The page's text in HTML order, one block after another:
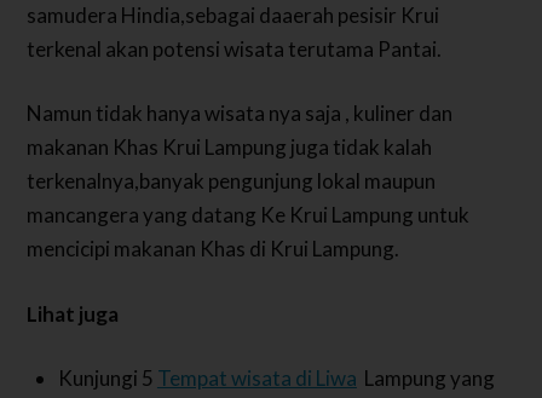
samudera Hindia,sebagai daaerah pesisir Krui
terkenal akan potensi wisata terutama Pantai.
Namun tidak hanya wisata nya saja , kuliner dan
makanan Khas Krui Lampung juga tidak kalah
terkenalnya,banyak pengunjung lokal maupun
mancangera yang datang Ke Krui Lampung untuk
mencicipi makanan Khas di Krui Lampung.
Lihat juga
Kunjungi 5 Tempat wisata di Liwa Lampung yang